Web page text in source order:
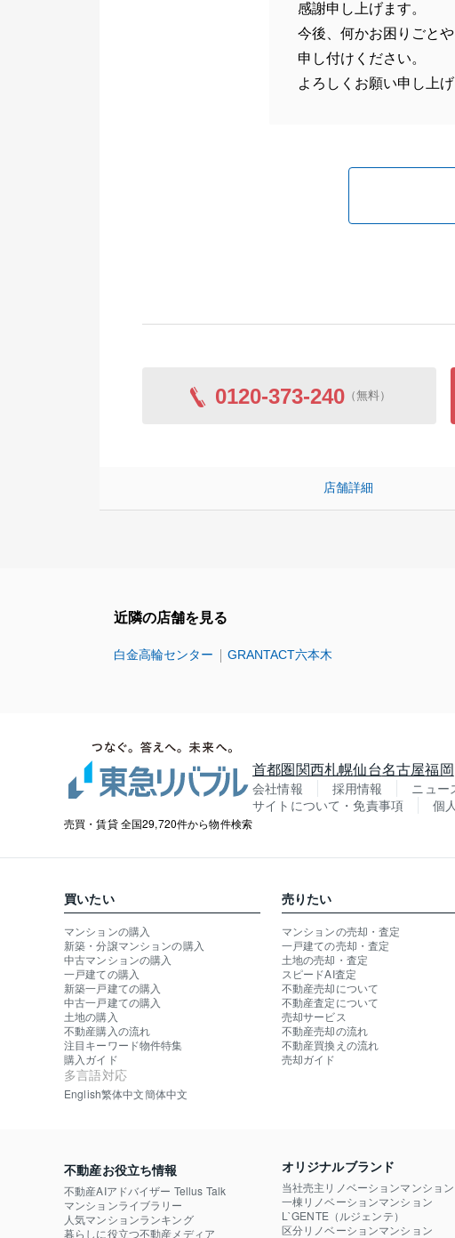
感謝申し上げます。
今後、何かお困りごと
申し付けください。
よろしくお願い申し上げ
0120-373-240（無料）
店舗詳細
近隣の店舗を見る
白金高輪センター GRANTACT六本木
売買・賃貸 全国29,720件から物件検索
首都圏関西札幌仙台名古屋福岡
会社情報 採用情報 ニュー
サイトについて・免責事項
個
買いたい
マンションの購入
新築・分譲マンションの購入
中古マンションの購入
一戸建ての購入
新築一戸建ての購入
中古一戸建ての購入
土地の購入
不動産購入の流れ
注目キーワード物件特集
購入ガイド
多言語対応
English繁体中文簡体中文
売りたい
マンションの売却・査定
一戸建ての売却・査定
土地の売却・査定
スピードAI査定
不動産売却について
不動産査定について
売却サービス
不動産売却の流れ
不動産買換えの流れ
売却ガイド
不動産お役立ち情報
不動産AIアドバイザー Tellus Talk
マンションライブラリー
人気マンションランキング
暮らしに役立つ不動産メディア
オリジナルブランド
当社売主リノベーションマンション
一棟リノベーションマンション
L`GENTE（ルジェンテ）
区分リノベーションマンション